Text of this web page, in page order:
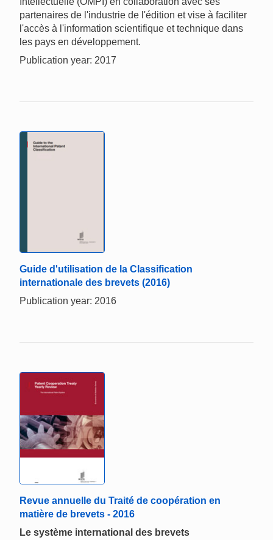
partenaires de l'industrie de l'édition et vise à faciliter
l'accès à l'information scientifique et technique dans
les pays en développement.
Publication year: 2017
Guide d'utilisation de la Classification
internationale des brevets (2016)
Publication year: 2016
Revue annuelle du Traité de coopération en
matière de brevets - 2016
Le système international des brevets